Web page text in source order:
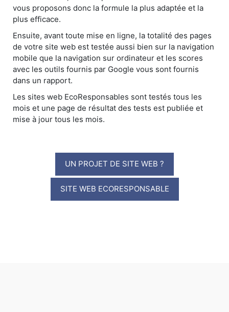
vous proposons donc la formule la plus adaptée et la
plus efficace.
Ensuite, avant toute mise en ligne, la totalité des pages
de votre site web est testée aussi bien sur la navigation
mobile que la navigation sur ordinateur et les scores
avec les outils fournis par Google vous sont fournis
dans un rapport.
Les sites web EcoResponsables sont testés tous les
mois et une page de résultat des tests est publiée et
mise à jour tous les mois.
UN PROJET DE SITE WEB ?
SITE WEB ECORESPONSABLE